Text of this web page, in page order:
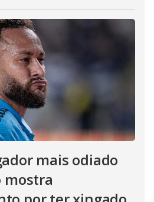
mais odiado
mostra